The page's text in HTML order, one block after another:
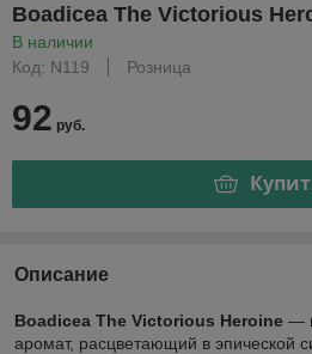
Boadicea The Victorious
В наличии
Код: N119
Розница
92 руб.
Описание
Boadicea The Victorious Heroine —
аромат, расцветающий в эпической